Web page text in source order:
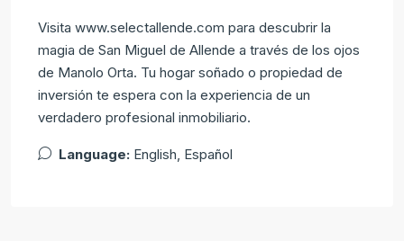
Visita www.selectallende.com para descubrir la
magia de San Miguel de Allende a través de los ojos
de Manolo Orta. Tu hogar soñado o propiedad de
inversión te espera con la experiencia de un
verdadero profesional inmobiliario.
Language: English, Español